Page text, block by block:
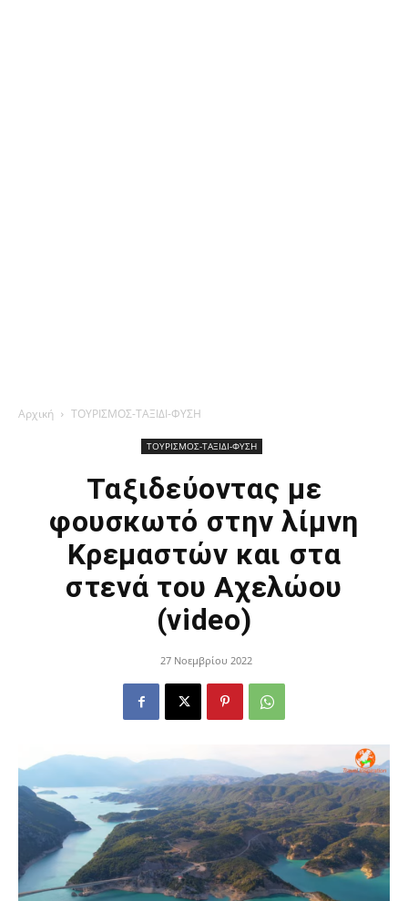
Αρχική ΤΟΥΡΙΣΜΟΣ-ΤΑΞΙΔΙ-ΦΥΣΗ
ΤΟΥΡΙΣΜΟΣ-ΤΑΞΙΔΙ-ΦΥΣΗ
Ταξιδεύοντας με
φουσκωτό στην λίμνη
Κρεμαστών και στα
στενά του Αχελώου
(video)
27 Νοεμβρίου 2022